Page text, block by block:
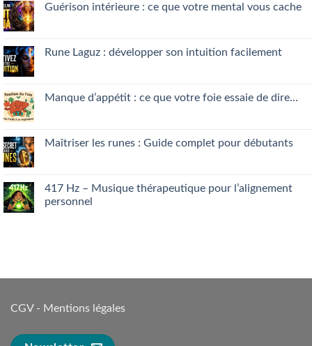
Guérison intérieure : ce que votre mental vous cache
Guérison
intérieure
votre
mental
Rune Laguz : développer son intuition facilement
Rune
Laguz
intuition
facilement
Manque d’appétit : ce que votre foie essaie de dire…
Manque
d’appétit
votre
foie
essaie
Maîtriser les runes : Guide complet pour débutants
Maîtriser
les
runes
417 Hz – Musique thérapeutique pour l’alignement
personnel
pour
CGV- Mentions légales